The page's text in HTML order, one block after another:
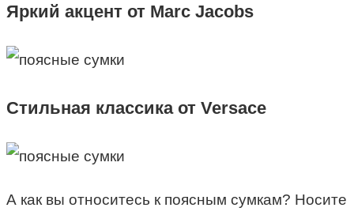
Яркий акцент от Marc Jacobs
Стильная классика от Versace
А как вы относитесь к поясным сумкам? Носите